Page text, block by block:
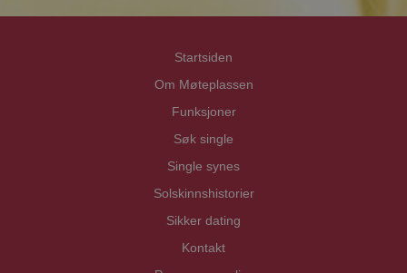
Startsiden
Om Møteplassen
Funksjoner
Søk single
Single synes
Solskinnshistorier
Sikker dating
Kontakt